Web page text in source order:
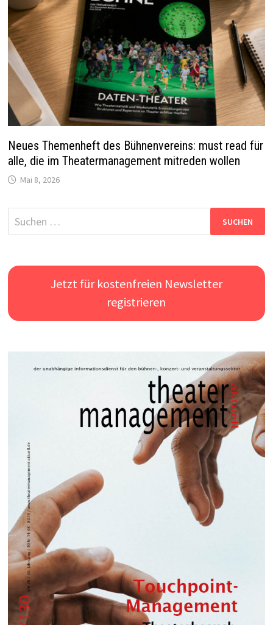
Neues Themenheft des Bühnenvereins: must read für
alle, die im Theatermanagement mitreden wollen
Mai 8, 2026
Suchen
nach:
Jetzt für kostenfreien Newsletter
registrieren